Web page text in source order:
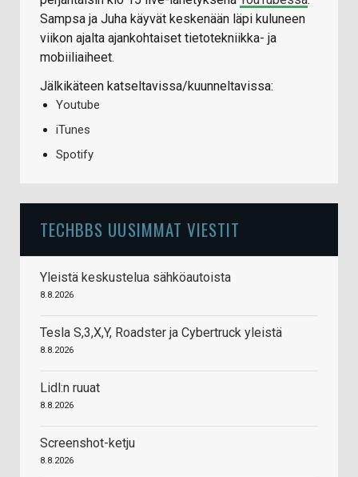
Sampsa ja Juha käyvät keskenään läpi kuluneen
viikon ajalta ajankohtaiset tietotekniikka- ja
mobiiliaiheet.
Jälkikäteen katseltavissa/kuunneltavissa:
Youtube
iTunes
Spotify
TECHBBS UUSIMMAT VIESTIT
Yleistä keskustelua sähköautoista
8.8.2026
Tesla S,3,X,Y, Roadster ja Cybertruck yleistä
8.8.2026
Lidl:n ruuat
8.8.2026
Screenshot-ketju
8.8.2026